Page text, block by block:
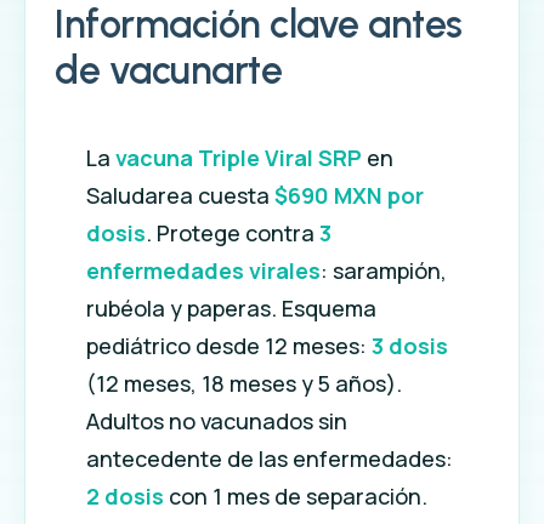
Información clave antes
de vacunarte
La vacuna Triple Viral SRP en
Saludarea cuesta $690 MXN por
dosis. Protege contra 3
enfermedades virales: sarampión,
rubéola y paperas. Esquema
pediátrico desde 12 meses: 3 dosis
(12 meses, 18 meses y 5 años).
Adultos no vacunados sin
antecedente de las enfermedades:
2 dosis con 1 mes de separación.